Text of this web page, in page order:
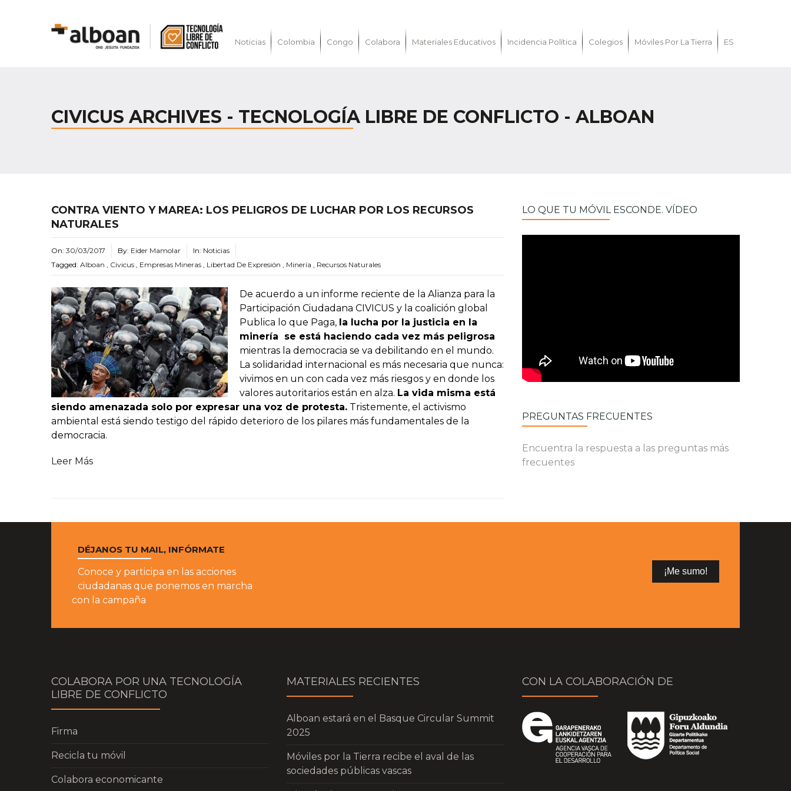
Noticias Colombia Congo Colabora Materiales Educativos Incidencia Política Colegios Móviles Por La Tierra ES
CIVICUS ARCHIVES - TECNOLOGÍA LIBRE DE CONFLICTO - ALBOAN
CONTRA VIENTO Y MAREA: LOS PELIGROS DE LUCHAR POR LOS RECURSOS
NATURALES
On: 30/03/2017 By: Eider Mamolar In: Noticias
Tagged: Alboan , Civicus , Empresas Mineras , Libertad De Expresión , Minería , Recursos Naturales
De acuerdo a un informe reciente de la Alianza para la
Participación Ciudadana CIVICUS y la coalición global
Publica lo que Paga, la lucha por la justicia en la
minería se está haciendo cada vez más peligrosa
mientras la democracia se va debilitando en el mundo.
La solidaridad internacional es más necesaria que nunca:
vivimos en un con cada vez más riesgos y en donde los
valores autoritarios están en alza. La vida misma está
siendo amenazada solo por expresar una voz de protesta. Tristemente, el activismo
ambiental está siendo testigo del rápido deterioro de los pilares más fundamentales de la
democracia.
Leer Más
LO QUE TU MÓVIL ESCONDE. VÍDEO
PREGUNTAS FRECUENTES
Encuentra la respuesta a las preguntas más
frecuentes
DÉJANOS TU MAIL, INFÓRMATE
Conoce y participa en las acciones
ciudadanas que ponemos en marcha
con la campaña
COLABORA POR UNA TECNOLOGÍA
LIBRE DE CONFLICTO
Firma
Recicla tu móvil
Colabora economicante
MATERIALES RECIENTES
Alboan estará en el Basque Circular Summit
2025
Móviles por la Tierra recibe el aval de las
sociedades públicas vascas
CON LA COLABORACIÓN DE